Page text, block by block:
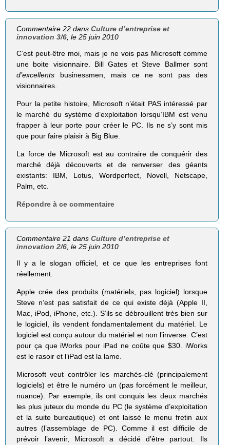
Commentaire 22 dansCulture d’entreprise et
innovation 3/6 , le 25 juin 2010
C’est peut-être moi, mais je ne vois pas Microsoft comme
une boite visionnaire. Bill Gates et Steve Ballmer sont
d’excellents businessmen, mais ce ne sont pas des
visionnaires.
Pour la petite histoire, Microsoft n’était PAS intéressé par
le marché du système d’exploitation lorsqu’IBM est venu
frapper à leur porte pour créer le PC. Ils ne s’y sont mis
que pour faire plaisir à Big Blue.
La force de Microsoft est au contraire de conquérir des
marché déjà découverts et de renverser des géants
existants: IBM, Lotus, Wordperfect, Novell, Netscape,
Palm, etc.
Répondre à ce commentaire
Commentaire 21 dansCulture d’entreprise et
innovation 2/6 , le 25 juin 2010
Il y a le slogan officiel, et ce que les entreprises font
réellement.
Apple crée des produits (matériels, pas logiciel) lorsque
Steve n’est pas satisfait de ce qui existe déjà (Apple II,
Mac, iPod, iPhone, etc.). S’ils se débrouillent très bien sur
le logiciel, ils vendent fondamentalement du matériel. Le
logiciel est conçu autour du matériel et non l’inverse. C’est
pour ça que iWorks pour iPad ne coûte que $30. iWorks
est le rasoir et l’iPad est la lame.
Microsoft veut contrôler les marchés-clé (principalement
logiciels) et être le numéro un (pas forcément le meilleur,
nuance). Par exemple, ils ont conquis les deux marchés
les plus juteux du monde du PC (le système d’exploitation
et la suite bureautique) et ont laissé le menu fretin aux
autres (l’assemblage de PC). Comme il est difficile de
prévoir l’avenir, Microsoft a décidé d’être partout. Ils